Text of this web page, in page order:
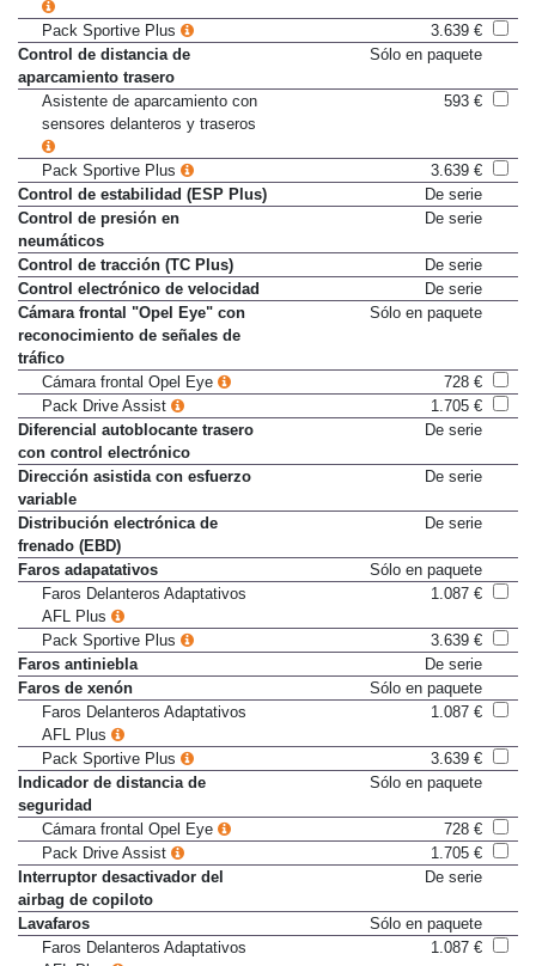
Pack Sportive Plus
3.639 €
Control de distancia de
aparcamiento trasero
Asistente de aparcamiento con
sensores delanteros y traseros
Pack Sportive Plus
3.639 €
Control de estabilidad (ESP Plus)
De serie
Control de presión en
neumáticos
Control de tracción (TC Plus)
De serie
Control electrónico de velocidad
De serie
Cámara frontal "Opel Eye" con
reconocimiento de señales de
tráfico
Cámara frontal Opel Eye
728 €
Pack Drive Assist
1.705 €
Diferencial autoblocante trasero
con control electrónico
Dirección asistida con esfuerzo
variable
Distribución electrónica de
frenado (EBD)
Faros adapatativos
Sólo en paquete
Faros Delanteros Adaptativos
AFL Plus
Pack Sportive Plus
3.639 €
Faros antiniebla
De serie
Faros de xenón
Sólo en paquete
Faros Delanteros Adaptativos
AFL Plus
Pack Sportive Plus
3.639 €
Indicador de distancia de
seguridad
Cámara frontal Opel Eye
728 €
Pack Drive Assist
1.705 €
Interruptor desactivador del
airbag de copiloto
Lavafaros
Sólo en paquete